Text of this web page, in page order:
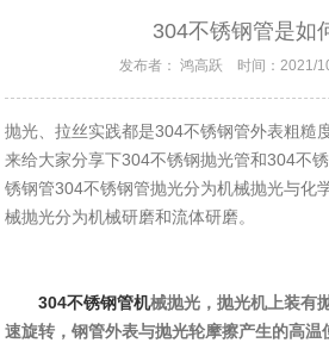
304不锈钢管是如
发布者： 鸿高跃 时间：2021/
抛光、拉丝实践都是304不锈钢管外表粗糙
来给大家分享下304不锈钢抛光管和304不
锈钢管304不锈钢管抛光分为机械抛光与化
械抛光分为机械研磨和流体研磨。
304不锈钢管机械抛光，抛光机上装有
速旋转，钢管外表与抛光轮摩擦产生的高温